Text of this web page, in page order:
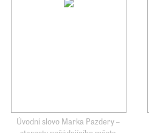
Úvodní slovo Marka Pazdery –